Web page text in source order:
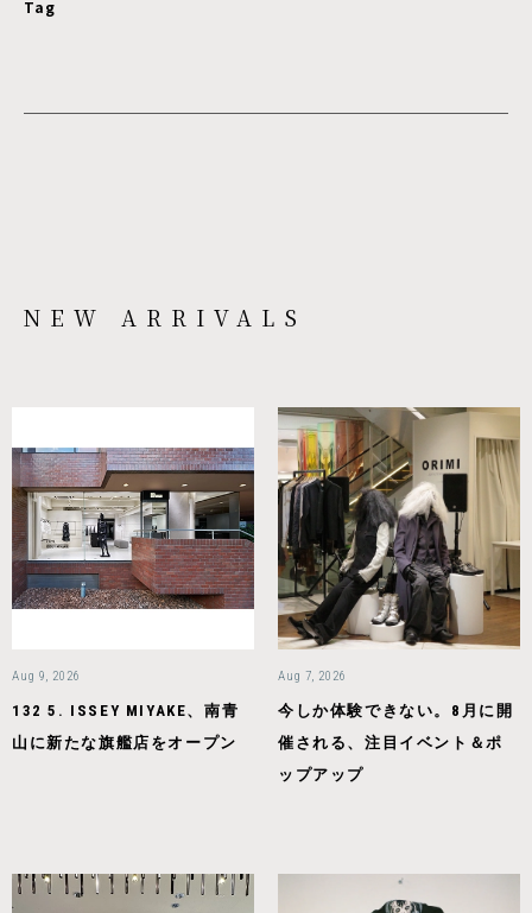
Tag
NEW ARRIVALS
Aug 9, 2026
132 5. ISSEY MIYAKE、南青
山に新たな旗艦店をオープン
Aug 7, 2026
今しか体験できない。8月に開
催される、注目イベント＆ポ
ップアップ